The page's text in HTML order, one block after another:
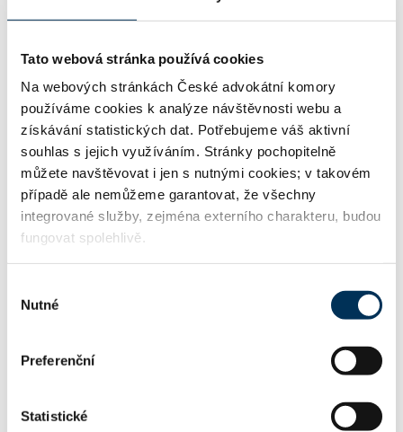
Tato webová stránka používá cookies
Na webových stránkách České advokátní komory
používáme cookies k analýze návštěvnosti webu a
získávání statistických dat. Potřebujeme váš aktivní
souhlas s jejich využíváním. Stránky pochopitelně
můžete navštěvovat i jen s nutnými cookies; v takovém
případě ale nemůžeme garantovat, že všechny
integrované služby, zejména externího charakteru, budou
fungovat spolehlivě.
souhlasu
Nutné
Preferenční
Statistické
33 rodinné právo, výchova, výživné
34 rozvody, společné jmění manželů
TRVALE SPOLUPRACUJE S FIRMOU
KONTAKT